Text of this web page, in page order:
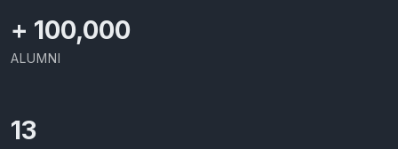
+ 100,000
ALUMNI
13